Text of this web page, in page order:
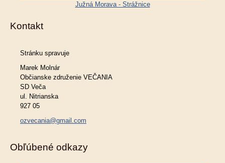
Južná Morava - Strážnice
Kontakt
Stránku spravuje
Marek Molnár
Občianske združenie VEČANIA
SD Veča
ul. Nitrianska
927 05
ozvecania@gmail.com
Obľúbené odkazy